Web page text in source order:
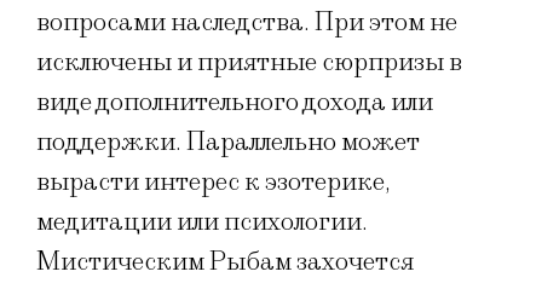
вопросами наследства. При этом не
исключены и приятные сюрпризы в
виде дополнительного дохода или
поддержки. Параллельно может
вырасти интерес к эзотерике,
медитации или психологии.
Мистическим Рыбам захочется